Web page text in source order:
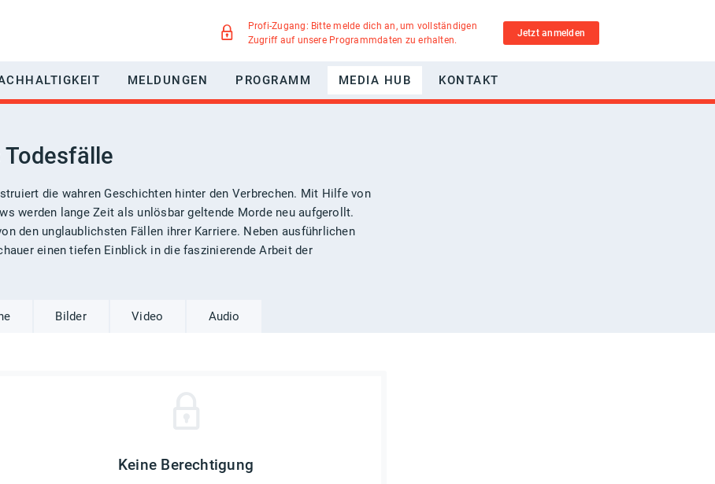
FRAGEN
GREEN MOTION
SOZIALE VERANTWORTUNG
DIVERSITÄT
MELDUNGEN PROGRAMM MEDIA HUB KONTAKT
Profi-Zugang: Bitte melde dich an, um vollständigen
Zugriff auf unsere Programmdaten zu erhalten.
Jetzt anmelden
die wahren Geschichten hinter den Verbrechen. Mit Hilfe von
werden lange Zeit als unlösbar geltende Morde neu aufgerollt.
den unglaublichsten Fällen ihrer Karriere. Neben ausführlichen
einen tiefen Einblick in die faszinierende Arbeit der
Bilder Video Audio
Keine Berechtigung